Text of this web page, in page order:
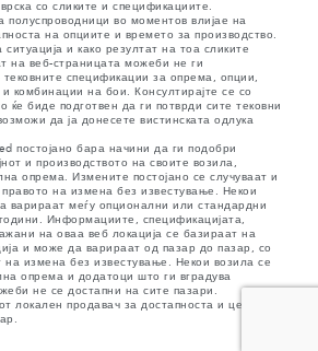
со сликите и спецификациите.
полуспроводници во моментов влијае на
на опциите и времето за производство.
и како резултат на тоа сликите
на веб-страницата можеби не ги
спецификации за опрема, опции,
комбинации на бои. Консултирајте се со
ќе биде подготвен да ги потврди сите тековни
да ја донесете вистинската одлука
постојано бара начини да ги подобри
и производството на своите возила,
опрема. Измените постојано се случуваат и
на измена без известување. Некои
варираат меѓу опционални или стандардни
Информациите, спецификацијата,
на оваа веб локација се базираат на
и може да варираат од пазар до пазар, со
на измена без известување. Некои возила се
опрема и додатоци што ги вградува
не се достапни на сите пазари.
локален продавач за достапноста и цените